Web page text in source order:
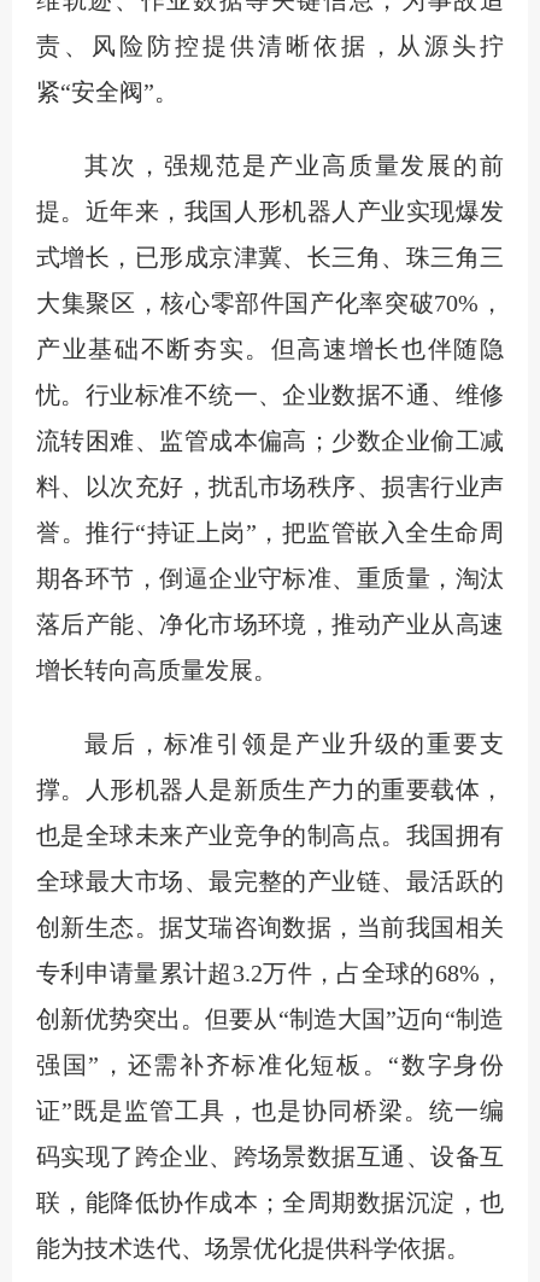
责、风险防控提供清晰依据，从源头拧
紧“安全阀”。
其次，强规范是产业高质量发展的前
提。近年来，我国人形机器人产业实现爆发
式增长，已形成京津冀、长三角、珠三角三
大集聚区，核心零部件国产化率突破70%，
产业基础不断夯实。但高速增长也伴随隐
忧。行业标准不统一、企业数据不通、维修
流转困难、监管成本偏高；少数企业偷工减
料、以次充好，扰乱市场秩序、损害行业声
誉。推行“持证上岗”，把监管嵌入全生命周
期各环节，倒逼企业守标准、重质量，淘汰
落后产能、净化市场环境，推动产业从高速
增长转向高质量发展。
最后，标准引领是产业升级的重要支
撑。人形机器人是新质生产力的重要载体，
也是全球未来产业竞争的制高点。我国拥有
全球最大市场、最完整的产业链、最活跃的
创新生态。据艾瑞咨询数据，当前我国相关
专利申请量累计超3.2万件，占全球的68%，
创新优势突出。但要从“制造大国”迈向“制造
强国”，还需补齐标准化短板。“数字身份
证”既是监管工具，也是协同桥梁。统一编
码实现了跨企业、跨场景数据互通、设备互
联，能降低协作成本；全周期数据沉淀，也
能为技术迭代、场景优化提供科学依据。